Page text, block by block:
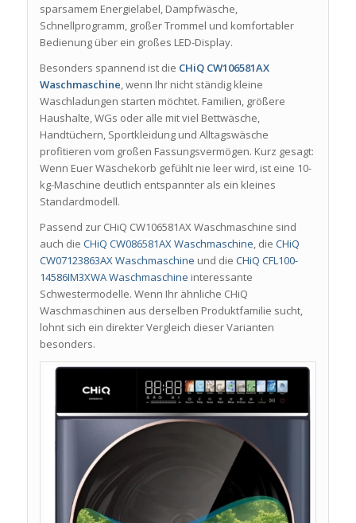
sparsamem Energielabel, Dampfwäsche,
Schnellprogramm, großer Trommel und komfortabler
Bedienung über ein großes LED-Display.
Besonders spannend ist die CHiQ CW106581AX
Waschmaschine, wenn Ihr nicht ständig kleine
Waschladungen starten möchtet. Familien, größere
Haushalte, WGs oder alle mit viel Bettwäsche,
Handtüchern, Sportkleidung und Alltagswäsche
profitieren vom großen Fassungsvermögen. Kurz gesagt:
Wenn Euer Wäschekorb gefühlt nie leer wird, ist eine 10-
kg-Maschine deutlich entspannter als ein kleines
Standardmodell.
Passend zur CHiQ CW106581AX Waschmaschine sind
auch die CHiQ CW086581AX Waschmaschine, die CHiQ
CW07123863AX Waschmaschine und die CHiQ CFL100-
14586IM3XWA Waschmaschine interessante
Schwestermodelle. Wenn Ihr ähnliche CHiQ
Waschmaschinen aus derselben Produktfamilie sucht,
lohnt sich ein direkter Vergleich dieser Varianten
besonders.